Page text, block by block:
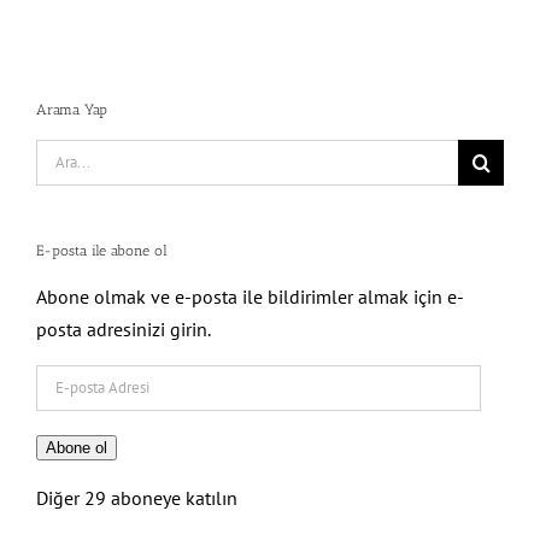
Arama Yap
Search
for:
E-posta ile abone ol
Abone olmak ve e-posta ile bildirimler almak için e-
posta adresinizi girin.
posta
Adresi
Abone ol
Diğer 29 aboneye katılın